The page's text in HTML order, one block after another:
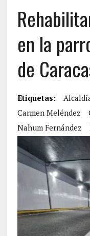
en la
de
Etiquetas:
Carmen Meléndez
Nahum Fernández